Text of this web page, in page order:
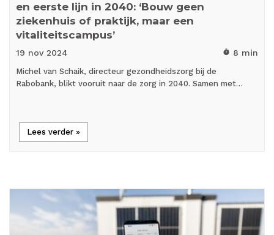
en eerste lijn in 2040: ‘Bouw geen
ziekenhuis of praktijk, maar een
vitaliteitscampus’
19 nov 2024 timer 8 min
Michel van Schaik, directeur gezondheidszorg bij de
Rabobank, blikt vooruit naar de zorg in 2040. Samen met…
Lees verder »